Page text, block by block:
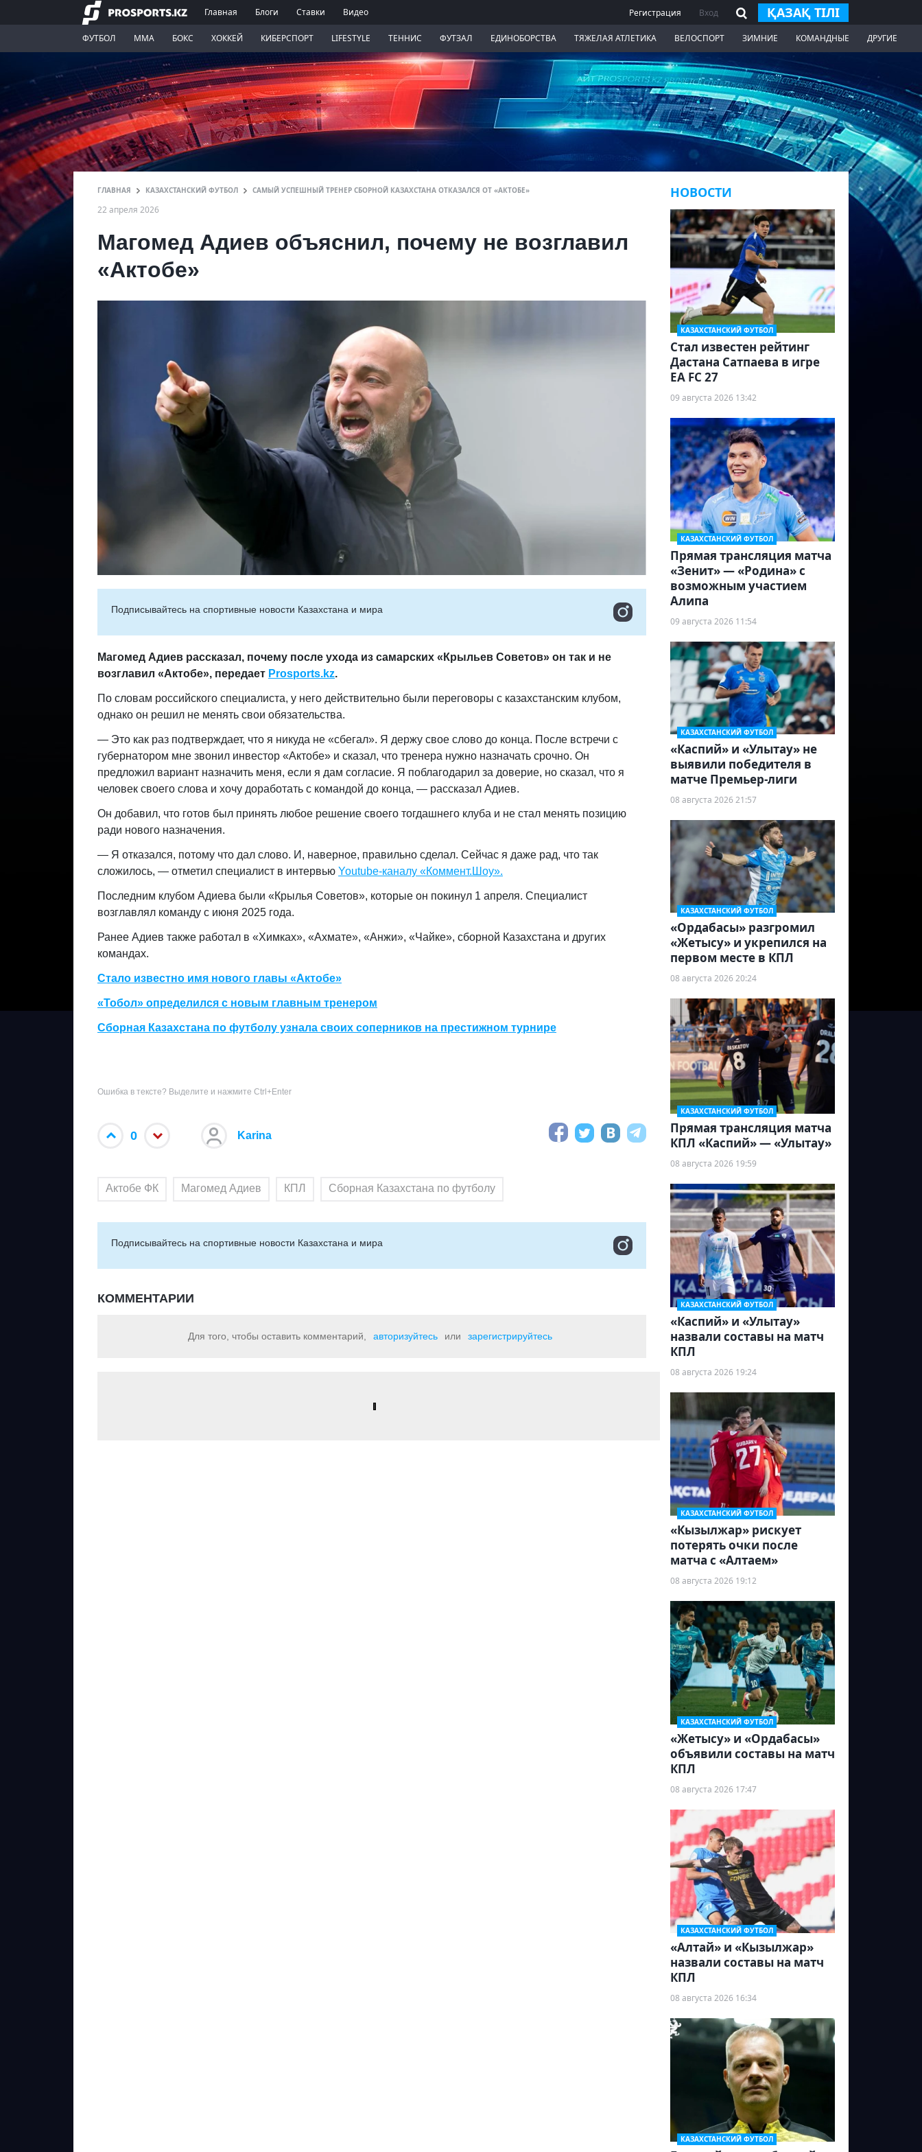
Главная Блоги Ставки Видео Регистрация Вход ҚАЗАҚ ТІЛІ
ФУТБОЛ ММА БОКС ХОККЕЙ КИБЕРСПОРТ LIFESTYLE ТЕННИС ФУТЗАЛ ЕДИНОБОРСТВА ТЯЖЕЛАЯ АТЛЕТИКА ВЕЛОСПОРТ ЗИМНИЕ КОМАНДНЫЕ ДРУГИЕ
ГЛАВНАЯ КАЗАХСТАНСКИЙ ФУТБОЛ САМЫЙ УСПЕШНЫЙ ТРЕНЕР СБОРНОЙ КАЗАХСТАНА ОТКАЗАЛСЯ ОТ «АКТОБЕ»
22 апреля 2026
Магомед Адиев объяснил, почему не возглавил
«Актобе»
Подписывайтесь на cпортивные новости Казахстана и мира
Магомед Адиев рассказал, почему после ухода из самарских «Крыльев Советов» он так и не
возглавил «Актобе», передает Prosports.kz.
По словам российского специалиста, у него действительно были переговоры с казахстанским клубом,
однако он решил не менять свои обязательства.
— Это как раз подтверждает, что я никуда не «сбегал». Я держу свое слово до конца. После встречи с
губернатором мне звонил инвестор «Актобе» и сказал, что тренера нужно назначать срочно. Он
предложил вариант назначить меня, если я дам согласие. Я поблагодарил за доверие, но сказал, что я
человек своего слова и хочу доработать с командой до конца, — рассказал Адиев.
Он добавил, что готов был принять любое решение своего тогдашнего клуба и не стал менять позицию
ради нового назначения.
— Я отказался, потому что дал слово. И, наверное, правильно сделал. Сейчас я даже рад, что так
сложилось, — отметил специалист в интервью Youtube-каналу «Коммент.Шоу».
Последним клубом Адиева были «Крылья Советов», которые он покинул 1 апреля. Специалист
возглавлял команду с июня 2025 года.
Ранее Адиев также работал в «Химках», «Ахмате», «Анжи», «Чайке», сборной Казахстана и других
командах.
Стало известно имя нового главы «Актобе»
«Тобол» определился с новым главным тренером
Сборная Казахстана по футболу узнала своих соперников на престижном турнире
Ошибка в тексте? Выделите и нажмите Ctrl+Enter
0 Karina
Актобе ФК Магомед Адиев КПЛ Сборная Казахстана по футболу
Подписывайтесь на cпортивные новости Казахстана и мира
КОММЕНТАРИИ
Для того, чтобы оставить комментарий, авторизуйтесь или зарегистрируйтесь
НОВОСТИ
КАЗАХСТАНСКИЙ ФУТБОЛ
Стал известен рейтинг
Дастана Сатпаева в игре
EA FC 27
09 августа 2026 13:42
КАЗАХСТАНСКИЙ ФУТБОЛ
Прямая трансляция матча
«Зенит» — «Родина» с
возможным участием
Алипа
09 августа 2026 11:54
КАЗАХСТАНСКИЙ ФУТБОЛ
«Каспий» и «Улытау» не
выявили победителя в
матче Премьер-лиги
08 августа 2026 21:57
КАЗАХСТАНСКИЙ ФУТБОЛ
«Ордабасы» разгромил
«Жетысу» и укрепился на
первом месте в КПЛ
08 августа 2026 20:24
КАЗАХСТАНСКИЙ ФУТБОЛ
Прямая трансляция матча
КПЛ «Каспий» — «Улытау»
08 августа 2026 19:59
КАЗАХСТАНСКИЙ ФУТБОЛ
«Каспий» и «Улытау»
назвали составы на матч
КПЛ
08 августа 2026 19:24
КАЗАХСТАНСКИЙ ФУТБОЛ
«Кызылжар» рискует
потерять очки после
матча с «Алтаем»
08 августа 2026 19:12
КАЗАХСТАНСКИЙ ФУТБОЛ
«Жетысу» и «Ордабасы»
объявили составы на матч
КПЛ
08 августа 2026 17:47
КАЗАХСТАНСКИЙ ФУТБОЛ
«Алтай» и «Кызылжар»
назвали составы на матч
КПЛ
08 августа 2026 16:34
КАЗАХСТАНСКИЙ ФУТБОЛ